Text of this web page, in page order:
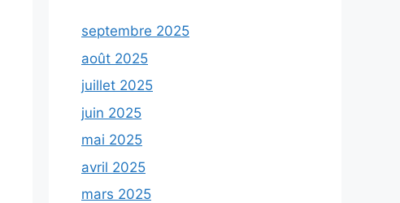
septembre 2025
août 2025
juillet 2025
juin 2025
mai 2025
avril 2025
mars 2025